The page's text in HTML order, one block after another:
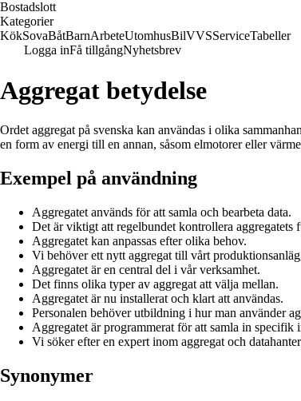
Bostadslott
Kategorier
KökSovaBåtBarnArbeteUtomhusBilVVSServiceTabeller
Logga inFå tillgångNyhetsbrev
Aggregat betydelse
Ordet aggregat på svenska kan användas i olika
en form av energi till en annan, såsom elmotorer eller
Exempel på användning
Aggregatet används för att samla och bearbeta data.
Det är viktigt att regelbundet kontrollera aggregatets
Aggregatet kan anpassas efter olika behov.
Vi behöver ett nytt aggregat till vårt
Aggregatet är en central del i vår verksamhet.
Det finns olika typer av aggregat att välja mellan.
Aggregatet är nu installerat och klart att användas.
Personalen behöver utbildning i hur man använder
Aggregatet är programmerat för att samla in specifik
Vi söker efter en expert inom aggregat och
Synonymer